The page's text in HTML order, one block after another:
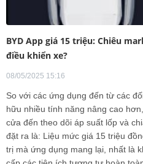
BYD App giá 15 triệu: Chiêu
điều khiển xe?
08/05/2025 15:16
So với các ứng dụng đến từ các
hữu nhiều tính năng nâng cao
cửa đến theo dõi áp suất lốp và
đặt ra là: Liệu mức giá 15 triệu
trị mà ứng dụng mang lại, nhất là